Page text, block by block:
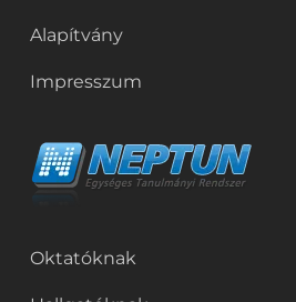
Alapítvány
Impresszum
Oktatóknak